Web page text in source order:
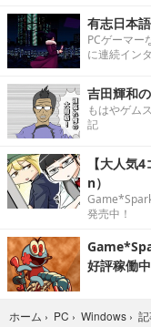
有志日本
PCゲーマー
に連続イン
吉田輝和
もはやゲム
記
【大人
n）
発売中！
好評稼働中
ホーム › PC › Windows › 記